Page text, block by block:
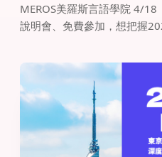
MEROS美羅斯言語學院 4/
說明會、免費參加，想把握